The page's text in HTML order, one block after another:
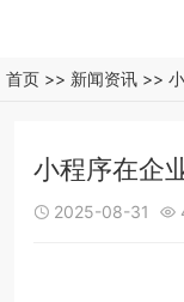
首页 >> 新闻资讯 >>
小程序在企
 2025-08-31 